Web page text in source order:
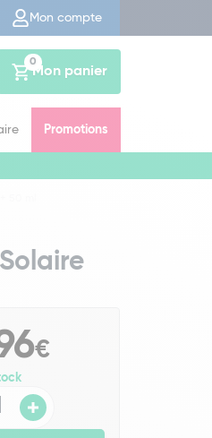
Mon compte
Mon panier
0
Promotions
€